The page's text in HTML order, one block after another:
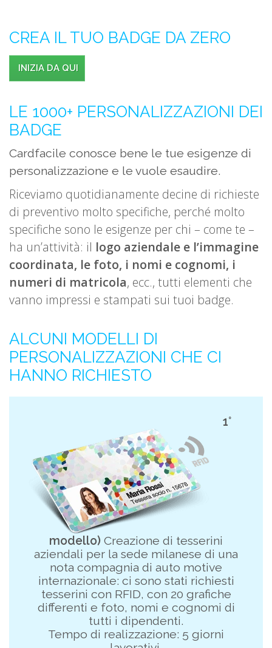
CREA IL TUO BADGE DA ZERO
INIZIA DA QUI
LE 1000+ PERSONALIZZAZIONI DEI
BADGE
Cardfacile conosce bene le tue esigenze di
personalizzazione e le vuole esaudire.
Riceviamo quotidianamente decine di richieste
di preventivo molto specifiche, perché molto
specifiche sono le esigenze per chi – come te –
ha un’attività: il logo aziendale e l’immagine
coordinata, le foto, i nomi e cognomi, i
numeri di matricola, ecc., tutti elementi che
vanno impressi e stampati sui tuoi badge.
ALCUNI MODELLI DI
PERSONALIZZAZIONI CHE CI
HANNO RICHIESTO
1°
modello) Creazione di tesserini
aziendali per la sede milanese di una
nota compagnia di auto motive
internazionale: ci sono stati richiesti
tesserini con RFID, con 20 grafiche
differenti e foto, nomi e cognomi di
tutti i dipendenti.
Tempo di realizzazione: 5 giorni